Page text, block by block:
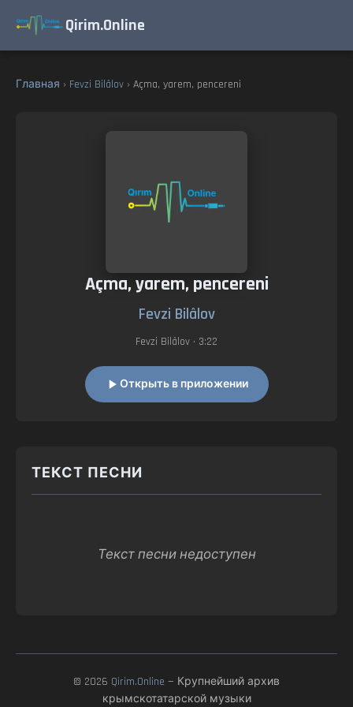
Qirim.Online
Главная › Fevzi Bilâlov › Açma, yarem, pencereni
Açma, yarem, pencereni
Fevzi Bilâlov
Fevzi Bilâlov • 3:22
Открыть в приложении
ТЕКСТ ПЕСНИ
Текст песни недоступен
© 2026 Qirim.Online — Крупнейший архив
крымскотатарской музыки